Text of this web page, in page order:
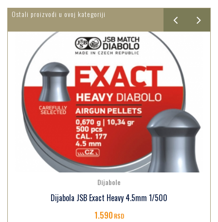
Ostali proizvodi u ovoj kategoriji
Dijabole
Dijabola JSB Exact Heavy 4.5mm 1/500
1.590RSD